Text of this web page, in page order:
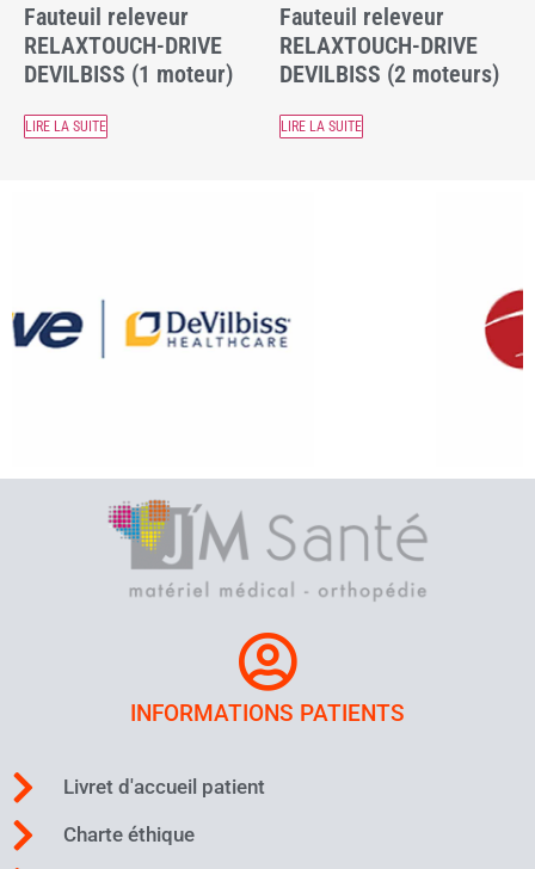
Fauteuil releveur
RELAXTOUCH-DRIVE
DEVILBISS (1 moteur)
LIRE LA SUITE
Fauteuil releveur
RELAXTOUCH-DRIVE
DEVILBISS (2 moteurs)
LIRE LA SUITE
INFORMATIONS PATIENTS
Livret d'accueil patient
Charte éthique